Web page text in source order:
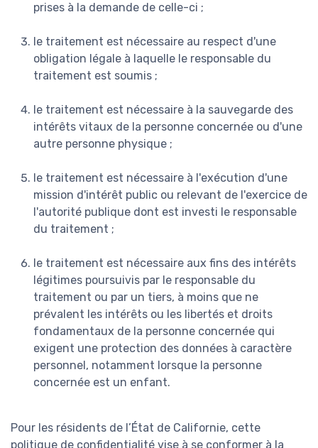
prises à la demande de celle-ci ;
le traitement est nécessaire au respect d'une
obligation légale à laquelle le responsable du
traitement est soumis ;
le traitement est nécessaire à la sauvegarde des
intérêts vitaux de la personne concernée ou d'une
autre personne physique ;
le traitement est nécessaire à l'exécution d'une
mission d'intérêt public ou relevant de l'exercice de
l'autorité publique dont est investi le responsable
du traitement ;
le traitement est nécessaire aux fins des intérêts
légitimes poursuivis par le responsable du
traitement ou par un tiers, à moins que ne
prévalent les intérêts ou les libertés et droits
fondamentaux de la personne concernée qui
exigent une protection des données à caractère
personnel, notamment lorsque la personne
concernée est un enfant.
Pour les résidents de l’État de Californie, cette
politique de confidentialité vise à se conformer à la